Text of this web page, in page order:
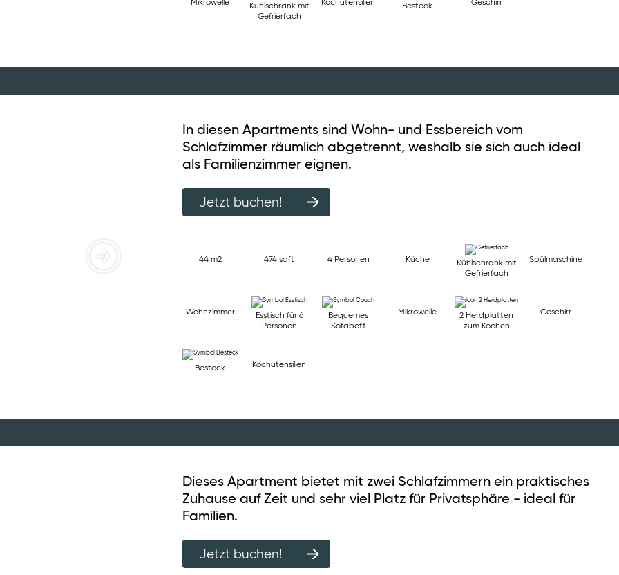
Mikrowelle
Kühlschrank mit
Gefrierfach
Kochutensilien Besteck Geschirr
In diesen Apartments sind Wohn- und Essbereich vom
Schlafzimmer räumlich abgetrennt, weshalb sie sich auch ideal
als Familienzimmer eignen.
Jetzt buchen!
44 m2 474 sqft 4 Personen Küche
Kühlschrank mit
Gefrierfach
Spülmaschine
Wohnzimmer
Esstisch für 6
Personen
Bequemes
Sofabett
Mikrowelle
2 Herdplatten
zum Kochen
Geschirr
Besteck Kochutensilien
Dieses Apartment bietet mit zwei Schlafzimmern ein praktisches
Zuhause auf Zeit und sehr viel Platz für Privatsphäre - ideal für
Familien.
Jetzt buchen!